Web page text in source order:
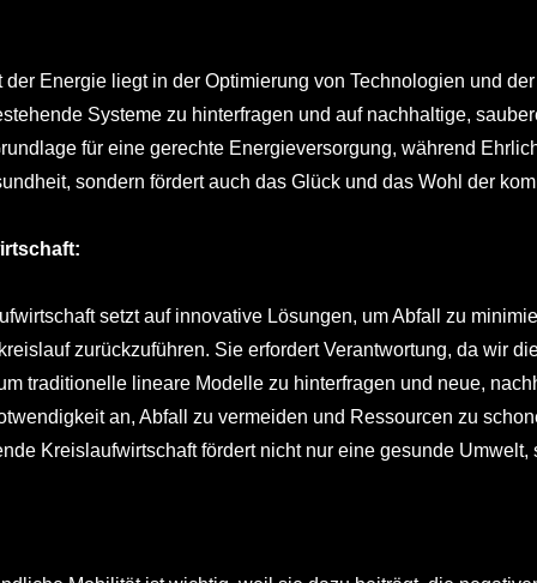
der Energie liegt in der Optimierung von Technologien und
Systeme zu hinterfragen und auf nachhaltige,
für eine gerechte Energieversorgung, während
sondern fördert auch das Glück und das Wohl der
setzt auf innovative Lösungen, um Abfall zu
zurückzuführen. Sie erfordert Verantwortung, da wir
traditionelle lineare Modelle zu hinterfragen und neue,
an, Abfall zu vermeiden und Ressourcen zu
Kreislaufwirtschaft fördert nicht nur eine gesunde